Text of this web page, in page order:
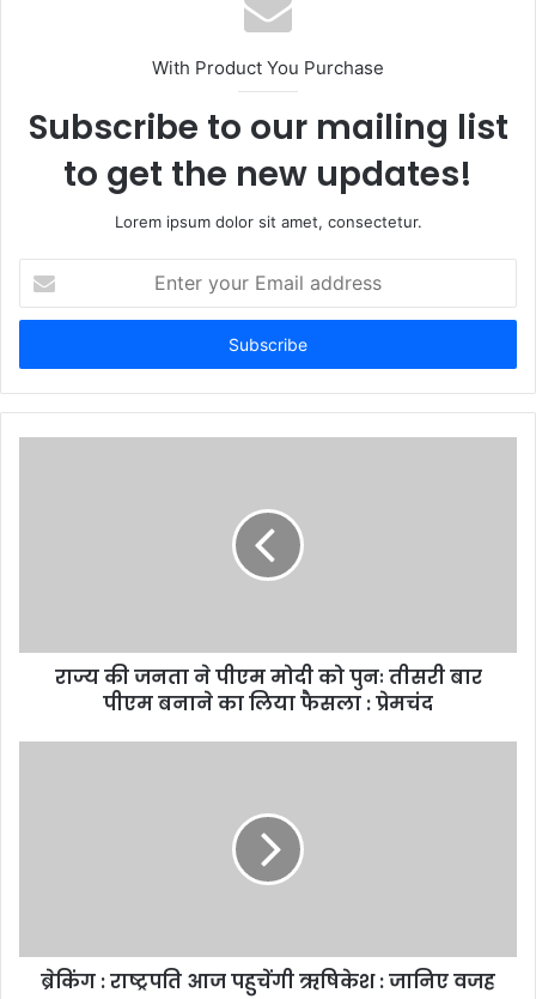
With Product You Purchase
Subscribe to our mailing list
to get the new updates!
Lorem ipsum dolor sit amet, consectetur.
your
Email
राज्य की जनता ने पीएम मोदी को पुनः तीसरी बार
पीएम बनाने का लिया फैसला : प्रेमचंद
ब्रेकिंग : राष्ट्रपति आज पहुचेंगी ऋषिकेश : जानिए वजह